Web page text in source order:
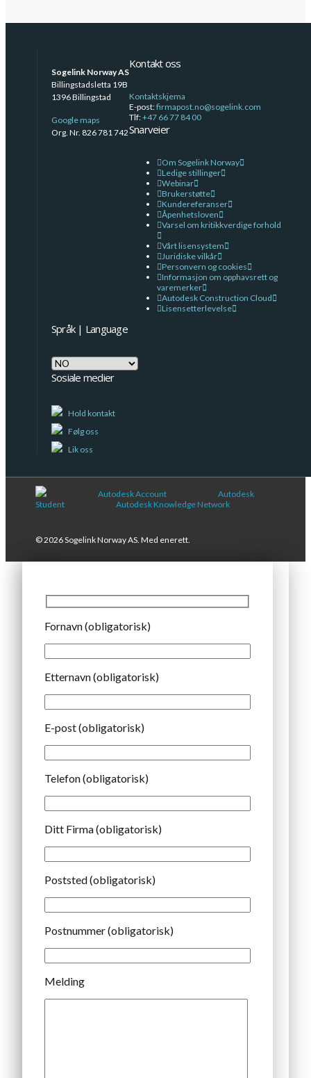
Sogelink Norway AS
Billingstadsletta 19B
1396 Billingstad
Google maps
Org. Nr. 826 781 742
Kontakt oss
Kontaktskjema
E-post:firmapost.no@sogelink.com
Tlf:+47 66 77 84 00
Snarveier
Om Sogelink Norway
Ledige stillinger
Webinar
Brukerstøtte
Kundereferanser
Åpenhetsloven
Varsel om kritikkverdige forhold
Vårt lisensystem
Juridiske vilkår
Personvern og cookies
Informasjon om opphavsrett og
varemerker
Autodesk Construction Cloud
Lisensetterlevelse
Språk | Language
Språk
|
Language
Sosiale medier
Hold kontakt
Følg oss
Lik oss
Autodesk Account
Autodesk
Student
Autodesk Knowledge Network
© 2026 Sogelink Norway AS. Med enerett.
Fornavn (obligatorisk)
Etternavn (obligatorisk)
E-post (obligatorisk)
Telefon (obligatorisk)
Ditt Firma (obligatorisk)
Poststed (obligatorisk)
Postnummer (obligatorisk)
Melding